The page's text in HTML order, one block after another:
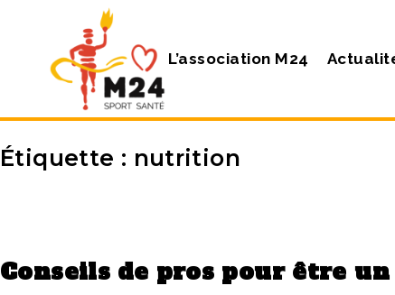
L’association M24
Étiquette : nutrition
Conseils de pros pour être